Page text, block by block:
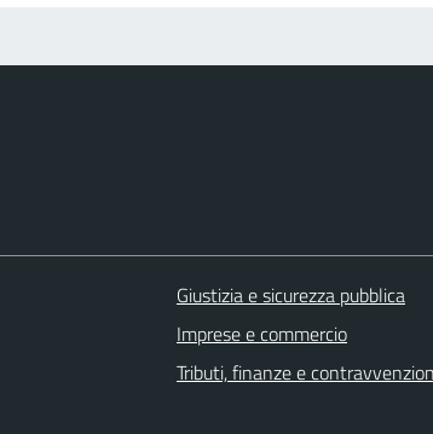
Giustizia e sicurezza pubblica
Imprese e commercio
Tributi, finanze e